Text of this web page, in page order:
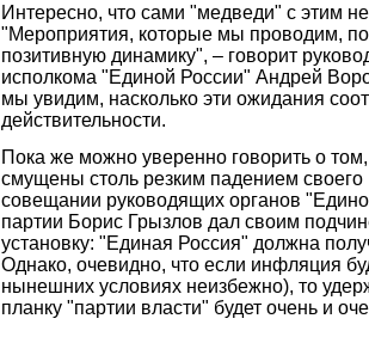
Интересно, что сами "медведи" с этим
"Мероприятия, которые мы проводим,
позитивную динамику", – говорит
исполкома "Единой России" Андрей
мы увидим, насколько эти ожидания
действительности.
Пока же можно уверенно говорить о
смущены столь резким падением своего
совещании руководящих органов
партии Борис Грызлов дал своим
установку: "Единая Россия" должна
Однако, очевидно, что если инфляция
нынешних условиях неизбежно), то
планку "партии власти" будет очень и